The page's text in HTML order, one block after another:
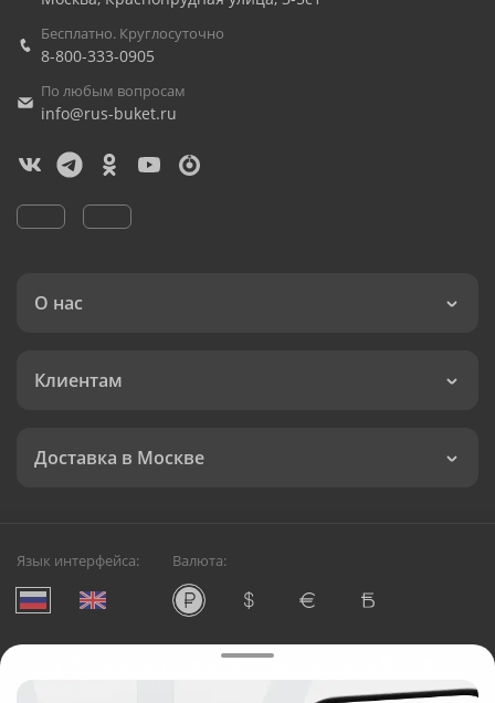
Бесплатно. Круглосуточно
8-800-333-0905
По любым вопросам
info@rus-buket.ru
О нас
Клиентам
Доставка в Москве
Язык интерфейса: Валюта:
Служба круглосуточной доставки цветов в Москве
Русский Букет, 2026